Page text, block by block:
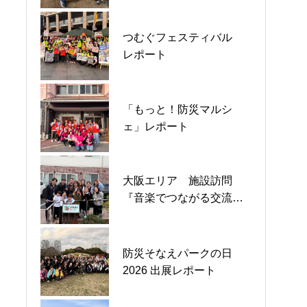
つむぐフェスティバル
レポート
「もっと！防災マルシ
ェ」レポート
大阪エリア 施設訪問
『音楽でつながる交流
防災そなえパークの日
2026 出展レポート
情熱クラブ一般社団法人
海外支援チームバリ島視
保育士等への救命講習レ
ポート
東三河情熱サッカースク
ール レポート
介護施設めぐみ園訪問レ
ポート
11月九州エリアイベント
レポート
富士山麓の2大会でボラン
ティア活動を行いました
「小牧児童館」つながる
防災プロジェクト ダンボ
原子力防災勉強会2025 in
静岡 レポート